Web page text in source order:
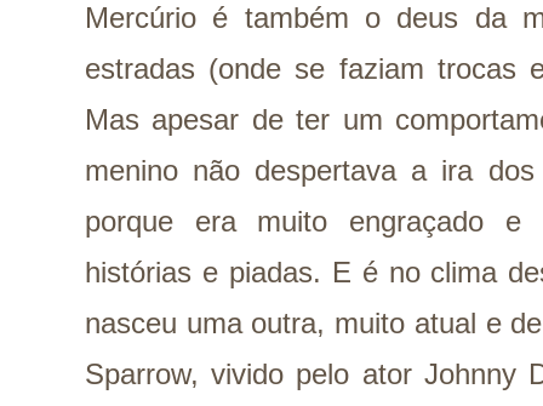
Mercúrio é também o deus da
estradas (onde se faziam trocas
Mas apesar de ter um
menino não despertava a ira
porque era muito engraçado e
histórias e piadas. E é no clima
nasceu uma outra, muito atual e
Sparrow, vivido pelo ator Johnny